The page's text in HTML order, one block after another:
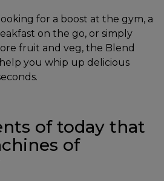
for a boost at the gym, a
on the go, or simply
fruit and veg, the Blend
you whip up delicious
of today that
of